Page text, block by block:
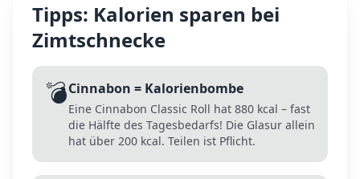
Tipps: Kalorien sparen bei
Zimtschnecke
💣Cinnabon = Kalorienbombe
Eine Cinnabon Classic Roll hat 880 kcal – fast
die Hälfte des Tagesbedarfs! Die Glasur allein
hat über 200 kcal. Teilen ist Pflicht.